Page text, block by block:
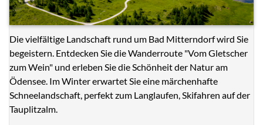
Die vielfältige Landschaft rund um Bad Mitterndorf wird Sie
begeistern. Entdecken Sie die Wanderroute "Vom Gletscher
zum Wein" und erleben Sie die Schönheit der Natur am
Ödensee. Im Winter erwartet Sie eine märchenhafte
Schneelandschaft, perfekt zum Langlaufen, Skifahren auf der
Tauplitzalm.